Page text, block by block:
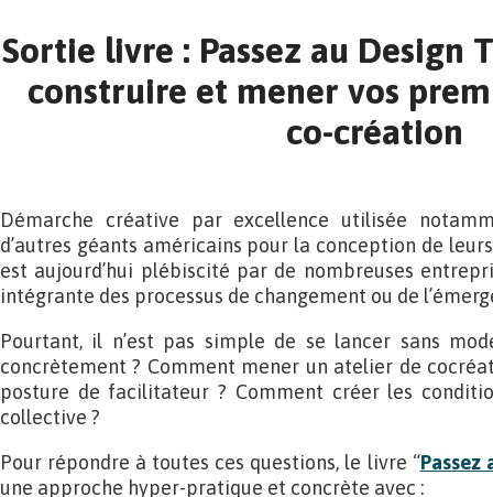
Sortie livre : Passez au Design
construire et mener vos
co-création
Démarche créative par excellence utilisée
d’autres géants américains pour la conception de
est aujourd’hui plébiscité par de nombreuses
intégrante des processus de changement ou de
Pourtant, il n’est pas simple de se lancer sans
concrètement ? Comment mener un atelier de
posture de facilitateur ? Comment créer les
collective ?
Pour répondre à toutes ces questions, le livre “Passez
une approche hyper-pratique et concrète avec :